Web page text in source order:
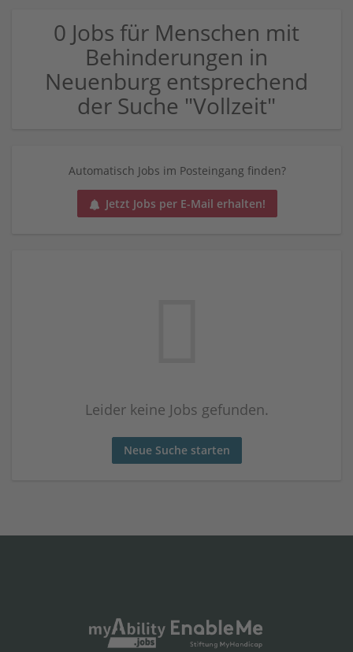
0 Jobs für Menschen mit
Behinderungen in
Neuenburg entsprechend
der Suche "Vollzeit"
Automatisch Jobs im Posteingang finden?
Jetzt Jobs per E-Mail erhalten!
Leider keine Jobs gefunden.
Neue Suche starten